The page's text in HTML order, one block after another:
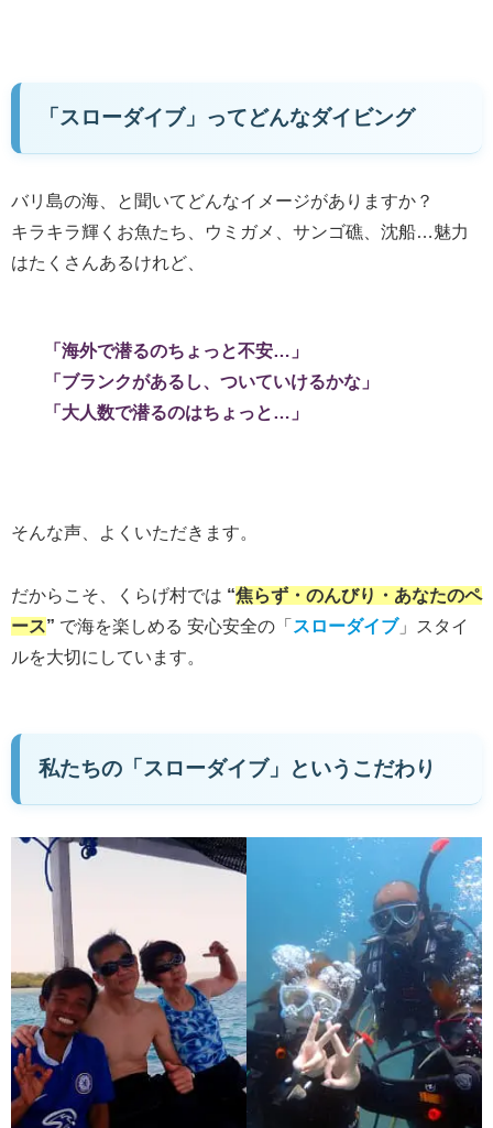
「スローダイブ」ってどんなダイビング
バリ島の海、と聞いてどんなイメージがありますか？
キラキラ輝くお魚たち、ウミガメ、サンゴ礁、沈船…魅力
はたくさんあるけれど、
「海外で潜るのちょっと不安…」
「ブランクがあるし、ついていけるかな」
「大人数で潜るのはちょっと…」
そんな声、よくいただきます。
だからこそ、くらげ村では “焦らず・のんびり・あなたのペ
ース” で海を楽しめる 安心安全の「 スローダイブ」スタイ
ルを大切にしています。
私たちの「スローダイブ」というこだわり